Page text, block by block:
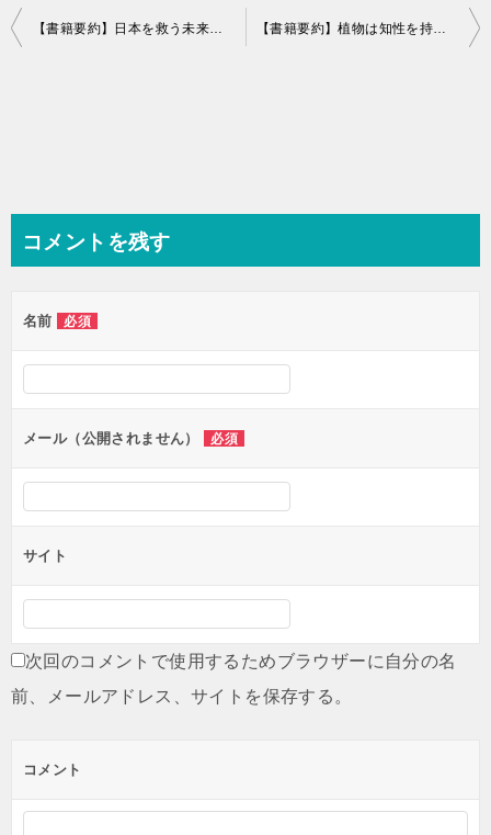
投
シ
ョ
コメントを残す
名前 必須
メール（公開されません） 必須
サイト
次回のコメントで使用するためブラウザーに自分の名
前、メールアドレス、サイトを保存する。
コメント